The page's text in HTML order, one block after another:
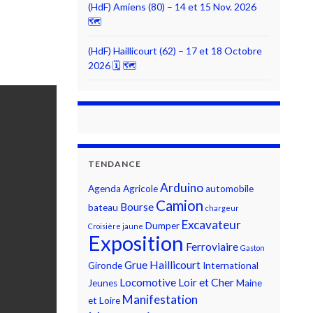
(HdF) Amiens (80) – 14 et 15 Nov. 2026
🗺
(HdF) Haillicourt (62) – 17 et 18 Octobre
2026 🗓 🗺
TENDANCE
Agenda AgricoleArduinoautomobile
bateau Bourse Camion chargeur
Croisière jaune Dumper Excavateur
Exposition Ferroviaire Gaston
GirondeGrue Haillicourt International
Jeunes Locomotive Loir et CherMaine
et Loire Manifestation